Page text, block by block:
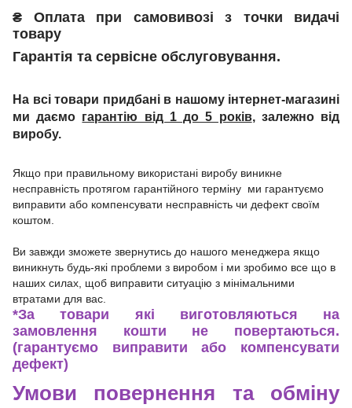
₴ Оплата при самовивозі з точки видачі
товару
Гарантія та сервісне обслуговування.
На всі товари придбані в нашому інтернет-магазині
ми даємо гарантію від 1 до 5 років, залежно від
виробу.
Якщо при правильному використані виробу виникне
несправність протягом гарантійного терміну ми гарантуємо
виправити або компенсувати несправність чи дефект своїм
коштом.
Ви завжди зможете звернутись до нашого менеджера якщо
виникнуть будь-які проблеми з виробом і ми зробимо все що в
наших силах, щоб виправити ситуацію з мінімальними
втратами для вас.
*За товари які виготовляються на
замовлення кошти не повертаються.
(гарантуємо виправити або компенсувати
дефект)
Умови повернення та обміну